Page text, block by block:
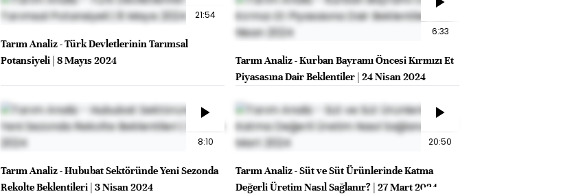
21:54
Tarım Analiz - Türk Devletlerinin Tarımsal
Potansiyeli | 8 Mayıs 2024
6:33
Tarım Analiz - Kurban Bayramı Öncesi Kırmızı Et
Piyasasına Dair Beklentiler | 24 Nisan 2024
8:10
Tarım Analiz - Hububat Sektöründe Yeni Sezonda
Rekolte Beklentileri | 3 Nisan 2024
20:50
Tarım Analiz - Süt ve Süt Ürünlerinde Katma
Değerli Üretim Nasıl Sağlanır? | 27 Mart 2024